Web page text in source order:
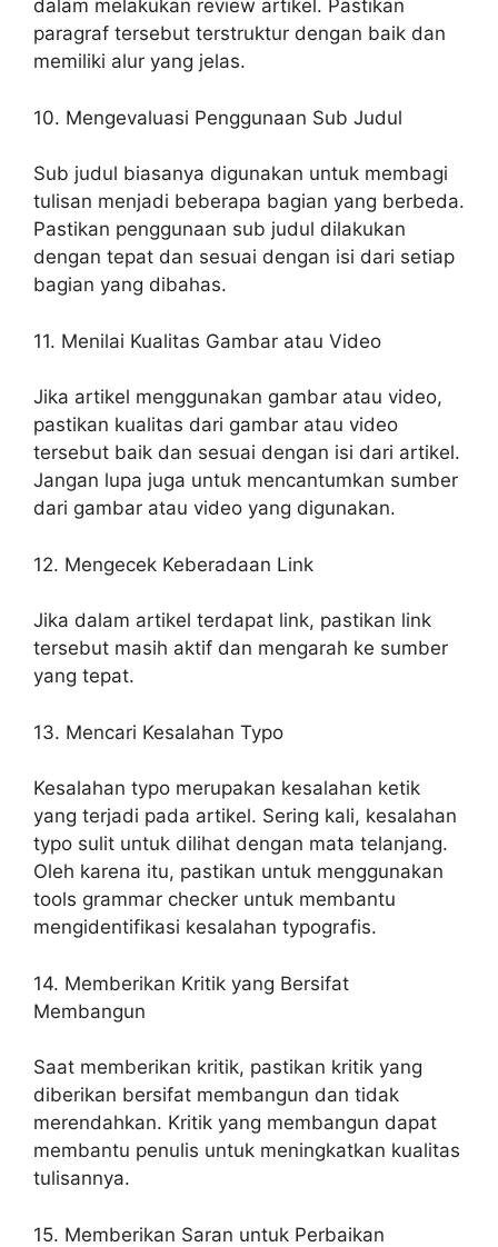
dalam melakukan review artikel. Pastikan
paragraf tersebut terstruktur dengan baik dan
memiliki alur yang jelas.
10. Mengevaluasi Penggunaan Sub Judul
Sub judul biasanya digunakan untuk membagi
tulisan menjadi beberapa bagian yang berbeda.
Pastikan penggunaan sub judul dilakukan
dengan tepat dan sesuai dengan isi dari setiap
bagian yang dibahas.
11. Menilai Kualitas Gambar atau Video
Jika artikel menggunakan gambar atau video,
pastikan kualitas dari gambar atau video
tersebut baik dan sesuai dengan isi dari artikel.
Jangan lupa juga untuk mencantumkan sumber
dari gambar atau video yang digunakan.
12. Mengecek Keberadaan Link
Jika dalam artikel terdapat link, pastikan link
tersebut masih aktif dan mengarah ke sumber
yang tepat.
13. Mencari Kesalahan Typo
Kesalahan typo merupakan kesalahan ketik
yang terjadi pada artikel. Sering kali, kesalahan
typo sulit untuk dilihat dengan mata telanjang.
Oleh karena itu, pastikan untuk menggunakan
tools grammar checker untuk membantu
mengidentifikasi kesalahan typografis.
14. Memberikan Kritik yang Bersifat
Membangun
Saat memberikan kritik, pastikan kritik yang
diberikan bersifat membangun dan tidak
merendahkan. Kritik yang membangun dapat
membantu penulis untuk meningkatkan kualitas
tulisannya.
15. Memberikan Saran untuk Perbaikan